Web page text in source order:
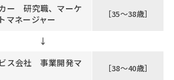
ー 研究職、マーケ
マネージャー
［35～38歳］
↓
ス会社 事業開発マ
［38～40歳］